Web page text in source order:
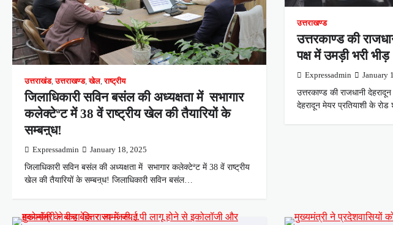
उत्तराखंड,उत्तराखण्ड,खेल,राष्ट्रीय
जिलाधिकारी सविन बसंल की अध्यक्षता में सभागार
कलेक्टेªट में 38 वें राष्ट्रीय खेल की तैयारियों के
सम्बऩ्ध!
Expressadmin January 18, 2025
जिलाधिकारी सविन बसंल की अध्यक्षता में सभागार कलेक्टेªट में 38 वें राष्ट्रीय
खेल की तैयारियों के सम्बऩ्ध! जिलाधिकारी सविन बसंल…
उत्तराखण्ड
उत्तरकाण्ड की
पक्ष में उमड़ी भरी
Expressadmin January
उत्तरकाण्ड की राजधानी
देहरादून मेयर प्रतियाशी के